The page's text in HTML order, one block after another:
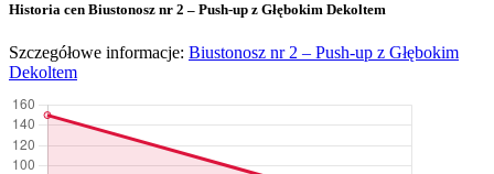
Historia cen Biustonosz nr 2 – Push-up z Głębokim Dekoltem
Szczegółowe informacje: Biustonosz nr 2 – Push-up z Głębokim
Dekoltem